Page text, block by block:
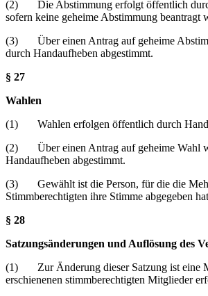
(2) Die Abstimmung erfolgt öffentlich
sofern keine geheime Abstimmung beantragt
(3) Über einen Antrag auf geheime
durch Handaufheben abgestimmt.
§ 27
Wahlen
(1) Wahlen erfolgen öffentlich durch
(2) Über einen Antrag auf geheime Wahl
Handaufheben abgestimmt.
(3) Gewählt ist die Person, für die die
Stimmberechtigten ihre Stimme abgegeben
§ 28
Satzungsänderungen und Auflösung des
(1) Zur Änderung dieser Satzung ist eine
erschienenen stimmberechtigten Mitglieder